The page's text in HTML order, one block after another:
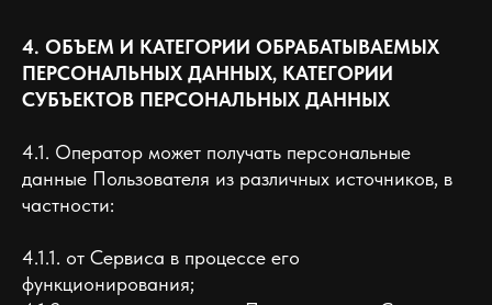
4. ОБЪЕМ И КАТЕГОРИИ ОБРАБАТЫВАЕМЫХ
ПЕРСОНАЛЬНЫХ ДАННЫХ, КАТЕГОРИИ
СУБЪЕКТОВ ПЕРСОНАЛЬНЫХ ДАННЫХ
4.1. Оператор может получать персональные
данные Пользователя из различных источников, в
частности:
4.1.1. от Сервиса в процессе его
функционирования;